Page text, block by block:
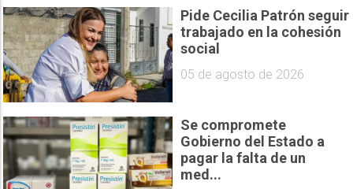
Pide Cecilia Patrón seguir
trabajado en la cohesión
social
05 de agosto de 2026
Se compromete
Gobierno del Estado a
pagar la falta de un
med...